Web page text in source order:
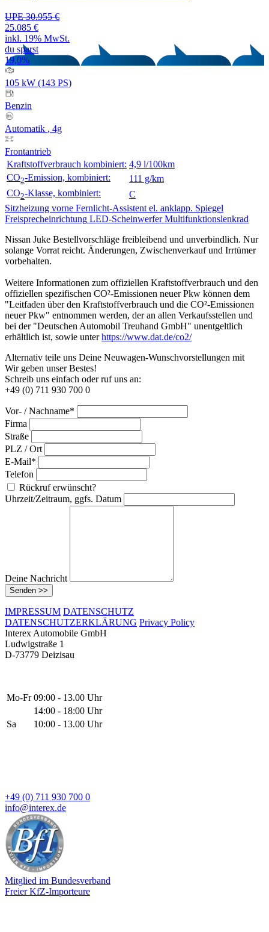
UPE 30.955 €
25.085 €
inkl. 19% MwSt.
du sparst
19,0%
105 kW (143 PS)
Benzin
Automatik , 4g
Frontantrieb
Kraftstoffverbrauch kombiniert: 4,9 l/100km
CO2-Emission, kombiniert:
111 g/km
CO2-Klasse, kombiniert:
C
Sitzheizung vorne Fernlicht-Assistent el. anklapp. Spiegel
Freisprecheinrichtung LED-Scheinwerfer Multifunktionslenkrad
Nissan Juke Bestellvorschläge freibleibend und unverbindlich. Nur
solange Vorrat reicht. Änderungen, Zwischenverkauf und Irrtümer
vorbehalten.
Weitere Informationen zum offiziellen Kraftstoffverbrauch und den
offiziellen spezifischen CO²-Emissionen neuer Pkw können dem
"Leitfaden über den Kraftstoffverbrauch und die CO²-Emissionen
neuer Pkw" entnommen werden, der an allen Verkaufsstellen und
bei der "Deutschen Automobil Treuhand GmbH" unentgeltlich
erhältlich ist, sowie unterhttps://www.dat.de/co2/
Alternativ teile uns Deine Neuwagen-Wunschvorstellungen mit
Wir geben unser Bestes!
Schreib uns einfach oder ruf uns an:
+49 (0) 711 930 700 0
Vor- / Nachname*
Firma
Straße
PLZ / Ort
E-Mail*
Telefon
Rückruf erwünscht?
Uhrzeit/Zeitraum, ggfs. Datum
Deine Nachricht
Senden >>
IMPRESSUM DATENSCHUTZ
DATENSCHUTZERKLÄRUNG Privacy Policy
Interex Automobile GmbH
Ludwigstraße 1
D-73779 Deizisau
Mo-Fr 09:00 - 13.00 Uhr
14:00 - 18:00 Uhr
Sa
10:00 - 13.00 Uhr
+49 (0) 711 930 700 0
info@interex.de
Mitglied im Bundesverband
Freier KfZ-Importeure